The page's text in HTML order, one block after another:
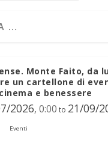
Monte Faito, da
un cartellone di
e benessere
2026, 0:00 to 21/09/
Eventi